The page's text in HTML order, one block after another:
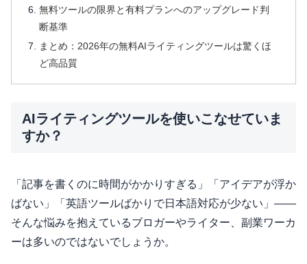
無料ツールの限界と有料プランへのアップグレード判
断基準
まとめ：2026年の無料AIライティングツールは驚くほ
ど高品質
AIライティングツールを使いこなせていま
すか？
「記事を書くのに時間がかかりすぎる」「アイデアが浮か
ばない」「英語ツールばかりで日本語対応が少ない」——
そんな悩みを抱えているブロガーやライター、副業ワーカ
ーは多いのではないでしょうか。